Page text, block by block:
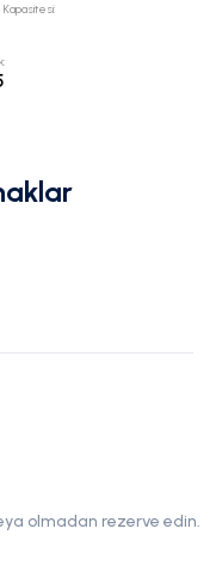
:
:
olmadan rezerve edin.